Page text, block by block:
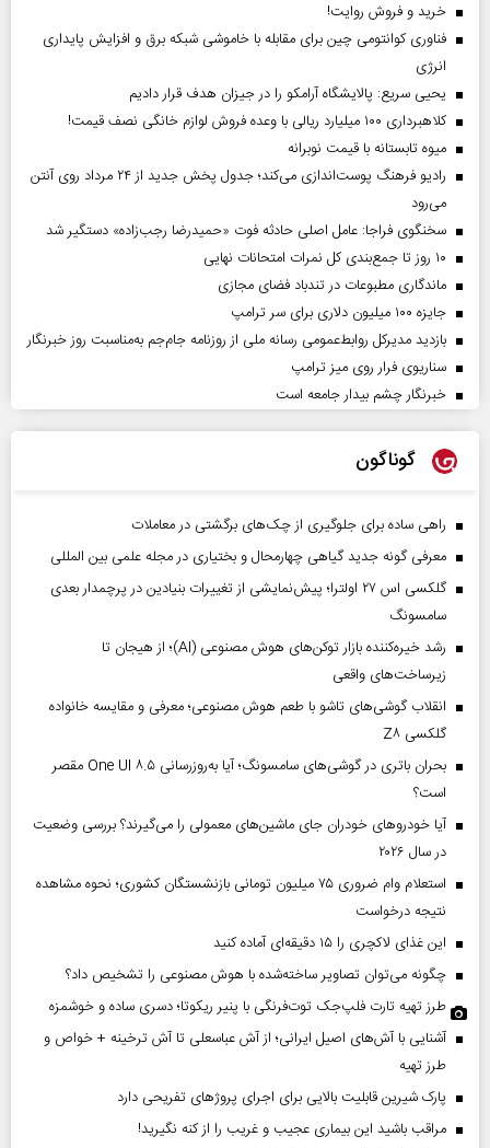
خرید و فروش روایت!
فناوری کوانتومی چین برای مقابله با خاموشی شبکه برق و افزایش پایداری
انرژی
یحیی سریع: پالایشگاه آرامکو را در جیزان هدف قرار دادیم
کلاهبرداری ۱۰۰ میلیارد ریالی با وعده فروش لوازم خانگی نصف قیمت!
میوه تابستانه با قیمت نوبرانه
رادیو فرهنگ پوست‌اندازی می‌کند؛ جدول پخش جدید از ۲۴ مرداد روی آنتن
می‌رود
سخنگوی فراجا: عامل اصلی حادثه فوت «حمیدرضا رجب‌زاده» دستگیر شد
۱۰ روز تا جمع‌بندی کل نمرات امتحانات نهایی
ماندگاری مطبوعات در تندباد فضای مجازی
جایزه ۱۰۰ میلیون دلاری برای سر ترامپ
بازدید مدیرکل روابط‌عمومی رسانه ملی از روزنامه جام‌جم به‌مناسبت روز خبرنگار
سناریوی فرار روی میز ترامپ
خبرنگار چشم بیدار جامعه است
گوناگون
راهی ساده برای جلوگیری از چک‌های برگشتی در معاملات
معرفی گونه جدید گیاهی چهارمحال و بختیاری در مجله علمی بین المللی
گلکسی اس ۲۷ اولترا؛ پیش‌نمایشی از تغییرات بنیادین در پرچمدار بعدی
سامسونگ
رشد خیره‌کننده بازار توکن‌های هوش مصنوعی (AI)؛ از هیجان تا
زیرساخت‌های واقعی
انقلاب گوشی‌های تاشو‌ با طعم هوش مصنوعی؛ معرفی و مقایسه خانواده
گلکسی Z۸
بحران باتری در گوشی‌های سامسونگ؛ آیا به‌روزرسانی One UI ۸.۵ مقصر
است؟
آیا خودروهای خودران جای ماشین‌های معمولی را می‌گیرند؟ بررسی وضعیت
در سال ۲۰۲۶
استعلام وام ضروری ۷۵ میلیون تومانی بازنشستگان کشوری؛ نحوه مشاهده
نتیجه درخواست
این غذای لاکچری را ۱۵ دقیقه‌ای آماده کنید
چگونه می‌توان تصاویر ساخته‌شده با هوش مصنوعی را تشخیص داد؟
طرز تهیه تارت فلپ‌جک توت‌فرنگی با پنیر ریکوتا؛ دسری ساده و خوشمزه
آشنایی با آش‌های اصیل ایرانی؛ از آش عباسعلی تا آش ترخینه + خواص و
طرز تهیه
پارک شیرین قابلیت‌ بالایی برای اجرای پروژهای تفریحی دارد
مراقب باشید این بیماری عجیب و غریب را از کنه نگیرید!